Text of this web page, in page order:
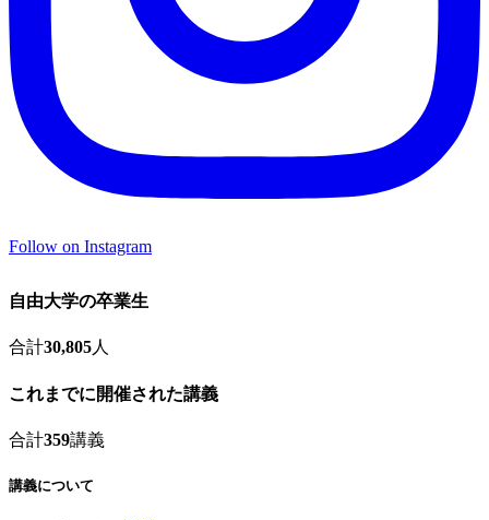
Follow on Instagram
自由大学の卒業生
合計30,805人
これまでに開催された講義
合計359講義
講義について